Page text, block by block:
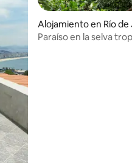
Alojamiento en Río de
Paraíso en la selva